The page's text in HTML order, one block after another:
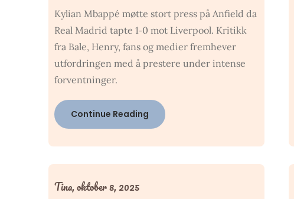
Kylian Mbappé møtte stort press på Anfield da
Real Madrid tapte 1‑0 mot Liverpool. Kritikk
fra Bale, Henry, fans og medier fremhever
utfordringen med å prestere under intense
forventninger.
Continue Reading
Tina,oktober 8, 2025